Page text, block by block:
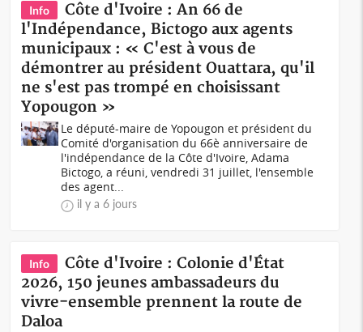
Info
Côte d'Ivoire : An 66 de
l'Indépendance, Bictogo aux agents
municipaux : « C'est à vous de
démontrer au président Ouattara, qu'il
ne s'est pas trompé en choisissant
Yopougon »
Le député-maire de Yopougon et président du
Comité d'organisation du 66è anniversaire de
l'indépendance de la Côte d'Ivoire, Adama
Bictogo, a réuni, vendredi 31 juillet, l'ensemble
des agent...
il y a 6 jours
Info
Côte d'Ivoire : Colonie d'État
2026, 150 jeunes ambassadeurs du
vivre-ensemble prennent la route de
Daloa